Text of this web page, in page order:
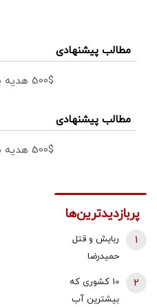
مطالب پیشنهادی
500$ هدیه به کاربران جدید،ثبت نام کن
مطالب پیشنهادی
500$ هدیه به کاربران جدید،ثبت نام کن
پربازدیدترین‌ها
ربایش و قتل
حمیدرضا
شد/ ارسال
1
10 کشوری که
بیشترین آب
2